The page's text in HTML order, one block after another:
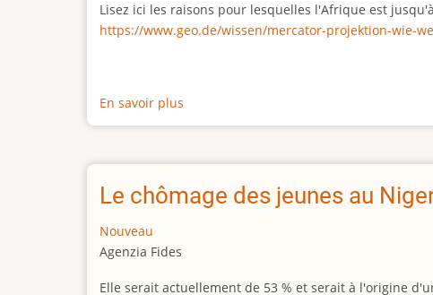
Lisez ici les raisons pour lesquelles l'Afrique est
https://www.geo.de/wissen/mercator-projektion-wie-
En savoir plus
La
taille
l'Afrique
Le chômage des jeunes au
Nouveau
Agenzia Fides
Elle serait actuellement de 53 % et serait à l'origine